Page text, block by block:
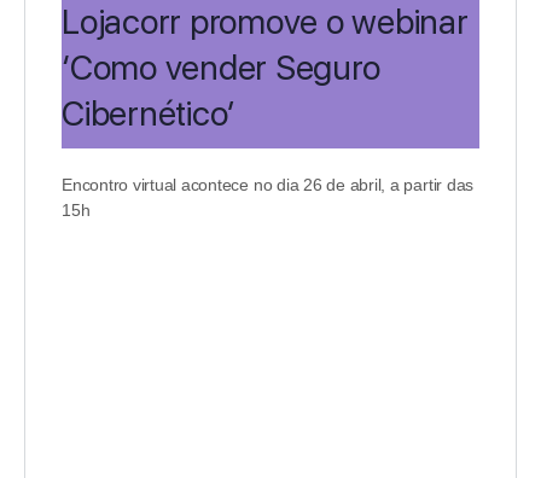
Lojacorr promove o webinar
‘Como vender Seguro
Cibernético’
Encontro virtual acontece no dia 26 de abril, a partir das
15h